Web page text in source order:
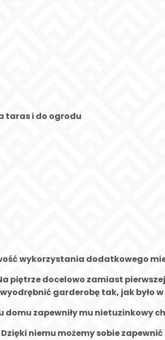
taras i do ogrodu
wykorzystania dodatkowego
piętrze docelowo zamiast
garderobę tak, jak było
domu zapewniły mu nietuzinkowy
niemu możemy sobie